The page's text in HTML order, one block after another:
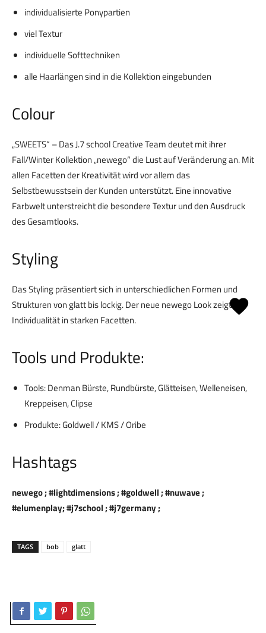
individualisierte Ponypartien
viel Textur
individuelle Softtechniken
alle Haarlängen sind in die Kollektion eingebunden
Colour
„SWEETS“ – Das J.7 school Creative Team deutet mit ihrer
Fall/Winter Kollektion „newego“ die Lust auf Veränderung an. Mit
allen Facetten der Kreativität wird vor allem das
Selbstbewusstsein der Kunden unterstützt. Eine innovative
Farbwelt unterstreicht die besondere Textur und den Ausdruck
des Gesamtlooks.
Styling
Das Styling präsentiert sich in unterschiedlichen Formen und
Strukturen von glatt bis lockig. Der neue newego Look zeigt
Individualität in starken Facetten.
Tools und Produkte:
Tools: Denman Bürste, Rundbürste, Glätteisen, Welleneisen,
Kreppeisen, Clipse
Produkte: Goldwell / KMS / Oribe
Hashtags
newego ; #lightdimensions ; #goldwell ; #nuwave ;
#elumenplay; #j7school ; #j7germany ;
TAGS bob glatt